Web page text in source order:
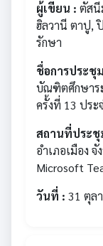
ผู้เขียน : ตัสนี
ฮิลวานี ตาปู,
รักษา
ชื่อการประชุ
บัณฑิตศึกษาร
ครั้งที่ 13 ประ
สถานที่ประชุ
อำเภอเมือง
Microsoft
วันที่ : 31 ตุล